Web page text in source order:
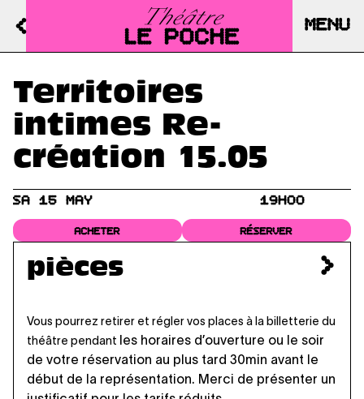
MENU
Territoires
intimes Re-
création 15.05
pièces
Vous pourrez retirer et régler vos places à la billetterie du
théâtre pendant les horaires d’ouverture ou le soir
de votre réservation au plus tard 30min avant le
début de la représentation. Merci de présenter un
SA 15 MAY 19H00
ACHETER RÉSERVER